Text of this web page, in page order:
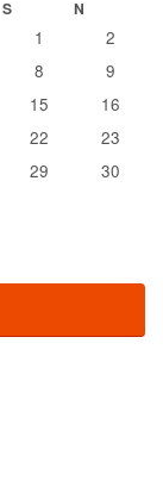
S N
1
2
8
9
15
16
22
23
29
30